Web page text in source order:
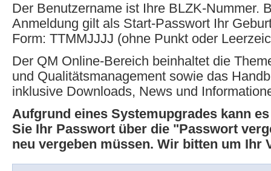
Der Benutzername ist Ihre BLZK-Nummer.
Anmeldung gilt als Start-Passwort Ihr
Form: TTMMJJJJ (ohne Punkt oder
Der QM Online-Bereich beinhaltet die
und Qualitätsmanagement sowie das
inklusive Downloads, News und
Aufgrund eines Systemupgrades kann
Sie Ihr Passwort über die "Passwort
neu vergeben müssen. Wir bitten um Ihr